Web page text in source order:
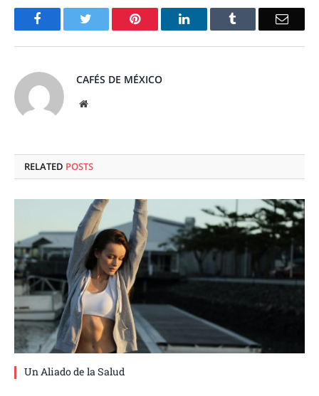
Facebook Pinterest LinkedIn Email
CAFÉS DE MÉXICO
Website
RELATED POSTS
Un Aliado de la Salud